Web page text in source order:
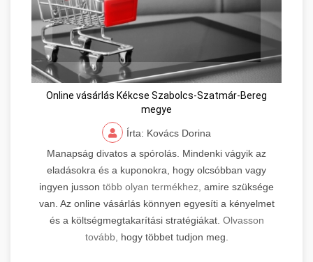
Online vásárlás Kékcse Szabolcs-Szatmár-Bereg
megye
Írta: Kovács Dorina
Manapság divatos a spórolás. Mindenki vágyik az
eladásokra és a kuponokra, hogy olcsóbban vagy
ingyen jusson több olyan termékhez, amire szüksége
van. Az online vásárlás könnyen egyesíti a kényelmet
és a költségmegtakarítási stratégiákat. Olvasson
tovább, hogy többet tudjon meg.